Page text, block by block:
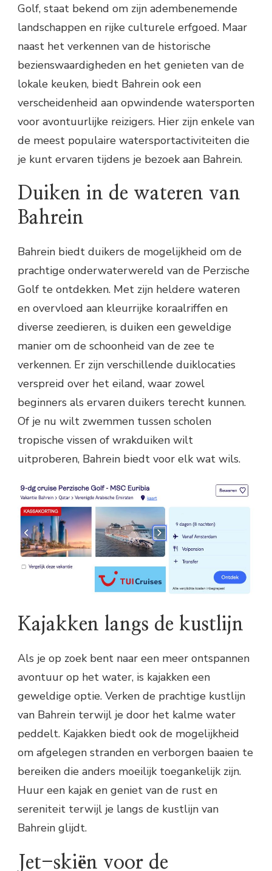
Golf, staat bekend om zijn adembenemende
landschappen en rijke culturele erfgoed. Maar
naast het verkennen van de historische
bezienswaardigheden en het genieten van de
lokale keuken, biedt Bahrein ook een
verscheidenheid aan opwindende watersporten
voor avontuurlijke reizigers. Hier zijn enkele van
de meest populaire watersportactiviteiten die
je kunt ervaren tijdens je bezoek aan Bahrein.
Duiken in de wateren van
Bahrein
Bahrein biedt duikers de mogelijkheid om de
prachtige onderwaterwereld van de Perzische
Golf te ontdekken. Met zijn heldere wateren
en overvloed aan kleurrijke koraalriffen en
diverse zeedieren, is duiken een geweldige
manier om de schoonheid van de zee te
verkennen. Er zijn verschillende duiklocaties
verspreid over het eiland, waar zowel
beginners als ervaren duikers terecht kunnen.
Of je nu wilt zwemmen tussen scholen
tropische vissen of wrakduiken wilt
uitproberen, Bahrein biedt voor elk wat wils.
Kajakken langs de kustlijn
Als je op zoek bent naar een meer ontspannen
avontuur op het water, is kajakken een
geweldige optie. Verken de prachtige kustlijn
van Bahrein terwijl je door het kalme water
peddelt. Kajakken biedt ook de mogelijkheid
om afgelegen stranden en verborgen baaien te
bereiken die anders moeilijk toegankelijk zijn.
Huur een kajak en geniet van de rust en
sereniteit terwijl je langs de kustlijn van
Bahrein glijdt.
Jet-skiën voor de